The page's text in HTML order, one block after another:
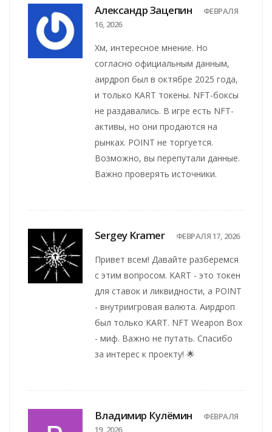
Александр Зацепин
ФЕВРАЛЯ
16, 2026
Хм, интересное мнение. Но
согласно официальным данным,
аирдроп был в октябре 2025 года,
и только KART токены. NFT-боксы
не раздавались. В игре есть NFT-
активы, но они продаются на
рынках. POINT не торгуется.
Возможно, вы перепутали данные.
Важно проверять источники.
Sergey Kramer ФЕВРАЛЯ 17, 2026
Привет всем! Давайте разберемся
с этим вопросом. KART - это токен
для ставок и ликвидности, а POINT
- внутриигровая валюта. Аирдроп
был только KART. NFT Weapon Box
- миф. Важно не путать. Спасибо
за интерес к проекту! 🌟
Владимир Кулёмин
ФЕВРАЛЯ
19, 2026